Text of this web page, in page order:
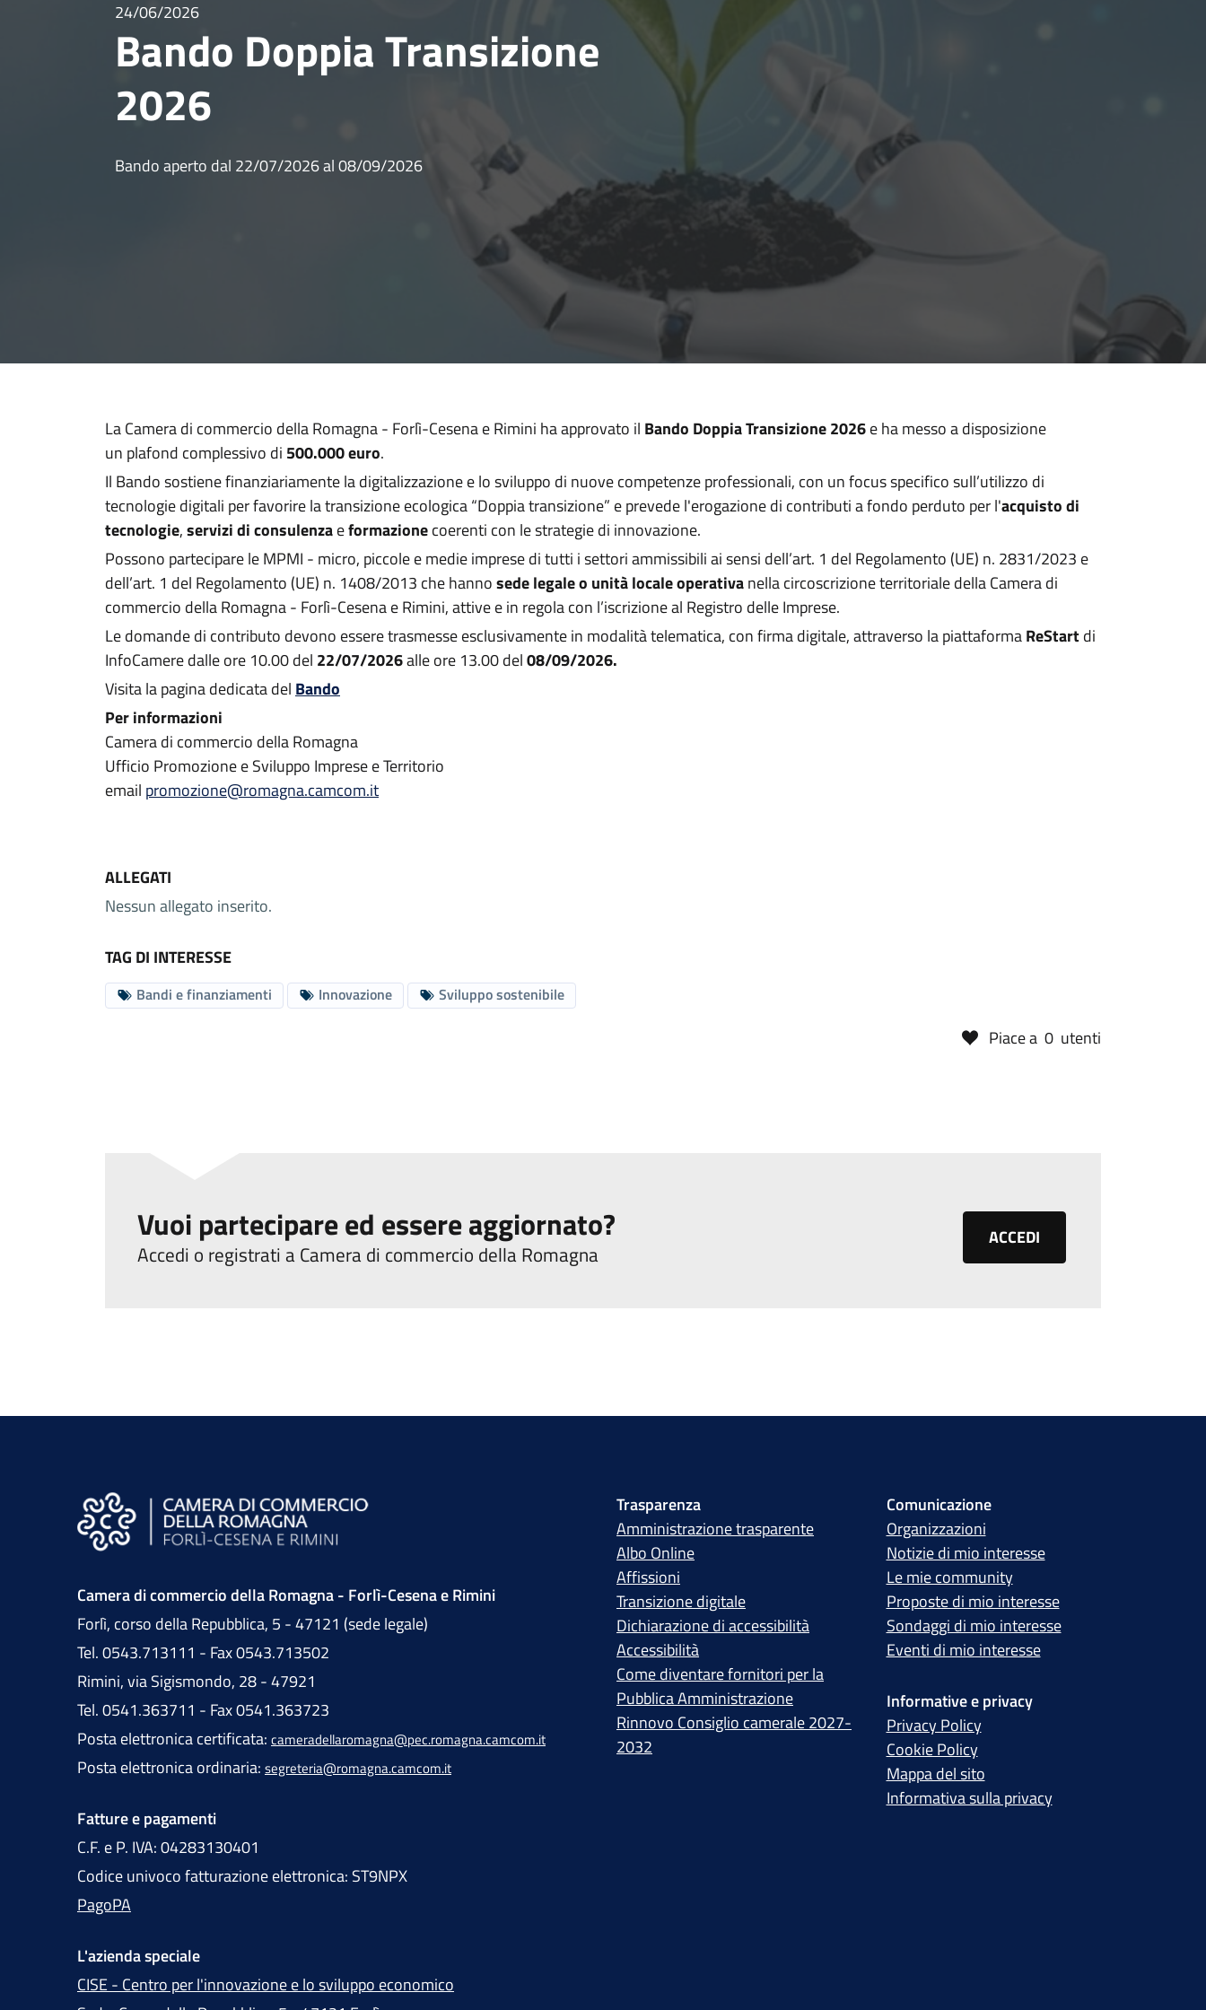
24/06/2026
Bando Doppia Transizione
2026
Bando aperto dal 22/07/2026 al 08/09/2026
La Camera di commercio della Romagna - Forlì-Cesena e Rimini ha approvato il Bando Doppia Transizione 2026e ha messo a disposizione
un plafond complessivo di 500.000 euro.
Il Bando sostiene finanziariamente la digitalizzazione e lo sviluppo di nuove competenze professionali, con un focus specifico sull’utilizzo di
tecnologie digitali per favorire la transizione ecologica “Doppia transizione” e prevede l'erogazione di contributi a fondo perduto per l'acquisto di
tecnologie,servizi di consulenzaeformazionecoerenti con le strategie di innovazione.
Possono partecipare le MPMI - micro, piccole e medie imprese di tutti i settori ammissibili ai sensi dell’art. 1 del Regolamento (UE) n. 2831/2023 e
dell’art. 1 del Regolamento (UE) n. 1408/2013 che hannosede legaleo unità locale operativanella circoscrizione territoriale della Camera di
commercio della Romagna - Forlì-Cesena e Rimini, attive e in regola con l’iscrizione al Registro delle Imprese.
Le domande di contributo devono essere trasmesse esclusivamente in modalità telematica, con firma digitale, attraverso la piattaformaReStartdi
InfoCamere dalle ore 10.00 del 22/07/2026alle ore 13.00 del08/09/2026.
Visita la pagina dedicata del Bando
Per informazioni
Camera di commercio della Romagna
Ufficio Promozione e Sviluppo Imprese e Territorio
email promozione@romagna.camcom.it
ALLEGATI
Nessun allegato inserito.
TAG DI INTERESSE
Bandi e finanziamenti Innovazione Sviluppo sostenibile
Piace a 0 utenti
Vuoi partecipare ed essere aggiornato?
Accedi o registrati a Camera di commercio della Romagna
ACCEDI
Camera di commercio della Romagna - Forlì-Cesena e Rimini
Forlì, corso della Repubblica, 5 - 47121 (sede legale)
Tel. 0543.713111 - Fax 0543.713502
Rimini, via Sigismondo, 28 - 47921
Tel. 0541.363711 - Fax 0541.363723
Posta elettronica certificata: cameradellaromagna@pec.romagna.camcom.it
Posta elettronica ordinaria: segreteria@romagna.camcom.it
Fatture e pagamenti
C.F. e P. IVA: 04283130401
Codice univoco fatturazione elettronica: ST9NPX
PagoPA
L'azienda speciale
CISE - Centro per l'innovazione e lo sviluppo economico
Trasparenza
Amministrazione trasparente
Albo Online
Affissioni
Transizione digitale
Dichiarazione di accessibilità
Accessibilità
Come diventare fornitori per la
Pubblica Amministrazione
Rinnovo Consiglio camerale 2027-
2032
Comunicazione
Organizzazioni
Notizie di mio interesse
Le mie community
Proposte di mio interesse
Sondaggi di mio interesse
Eventi di mio interesse
Informative e privacy
Privacy Policy
Cookie Policy
Mappa del sito
Informativa sulla privacy